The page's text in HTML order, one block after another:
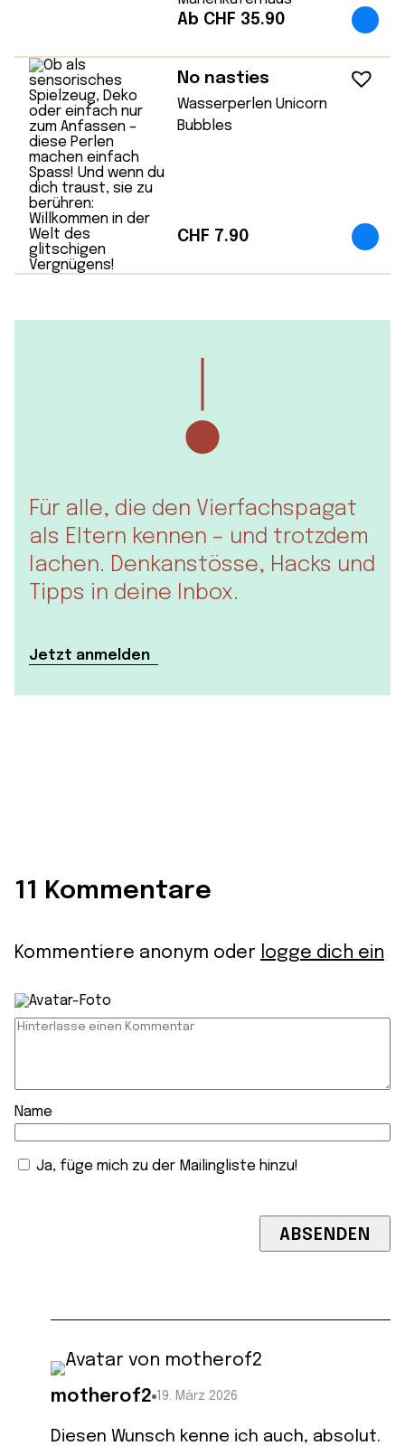
Ab CHF 35.90
No nasties
Wasserperlen Unicorn
Bubbles
CHF 7.90
Für alle, die den Vierfachspagat
als Eltern kennen – und trotzdem
lachen. Denkanstösse, Hacks und
Tipps in deine Inbox.
Jetzt anmelden
11 Kommentare
Kommentiere anonym oder logge dich ein
Name
Ja, füge mich zu der Mailingliste hinzu!
motherof2 19. März 2026
Diesen Wunsch kenne ich auch, absolut.